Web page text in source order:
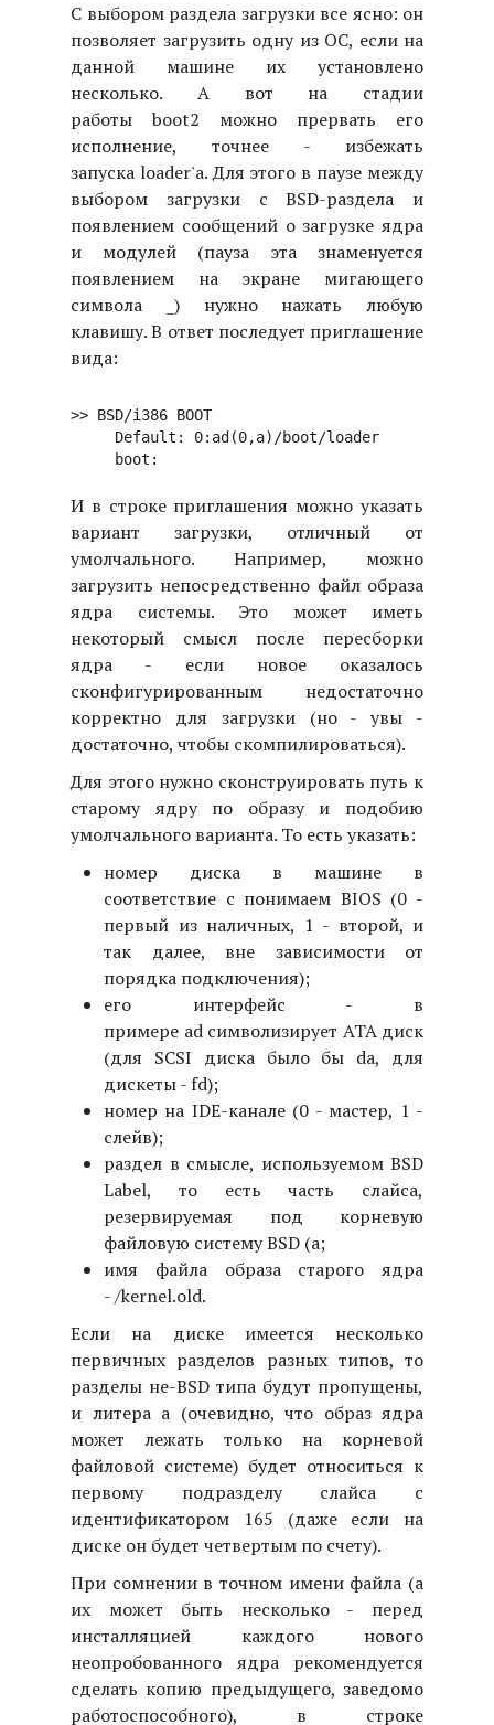
С выбором раздела загрузки все ясно: он
позволяет загрузить одну из ОС, если на
данной машине их установлено
несколько. А вот на стадии
работы boot2 можно прервать его
исполнение, точнее - избежать
запуска loader'а. Для этого в паузе между
выбором загрузки с BSD-раздела и
появлением сообщений о загрузке ядра
и модулей (пауза эта знаменуется
появлением на экране мигающего
символа _) нужно нажать любую
клавишу. В ответ последует приглашение
вида:
>> BSD/i386 BOOT
     Default: 0:ad(0,a)/boot/loader
И в строке приглашения можно указать
вариант загрузки, отличный от
умолчального. Например, можно
загрузить непосредственно файл образа
ядра системы. Это может иметь
некоторый смысл после пересборки
ядра - если новое оказалось
сконфигурированным недостаточно
корректно для загрузки (но - увы -
достаточно, чтобы скомпилироваться).
Для этого нужно сконструировать путь к
старому ядру по образу и подобию
умолчального варианта. То есть указать:
номер диска в машине в
соответствие с понимаем BIOS (0 -
первый из наличных, 1 - второй, и
так далее, вне зависимости от
порядка подключения);
его интерфейс - в
примере ad символизирует ATA диск
(для SCSI диска было бы da, для
дискеты - fd);
номер на IDE-канале (0 - мастер, 1 -
слейв);
раздел в смысле, используемом BSD
Label, то есть часть слайса,
резервируемая под корневую
файловую систему BSD (a;
имя файла образа старого ядра
- /kernel.old.
Если на диске имеется несколько
первичных разделов разных типов, то
разделы не-BSD типа будут пропущены,
и литера a (очевидно, что образ ядра
может лежать только на корневой
файловой системе) будет относиться к
первому подразделу слайса с
идентификатором 165 (даже если на
диске он будет четвертым по счету).
При сомнении в точном имени файла (а
их может быть несколько - перед
инсталляцией каждого нового
неопробованного ядра рекомендуется
сделать копию предыдущего, заведомо
работоспособного), в строке